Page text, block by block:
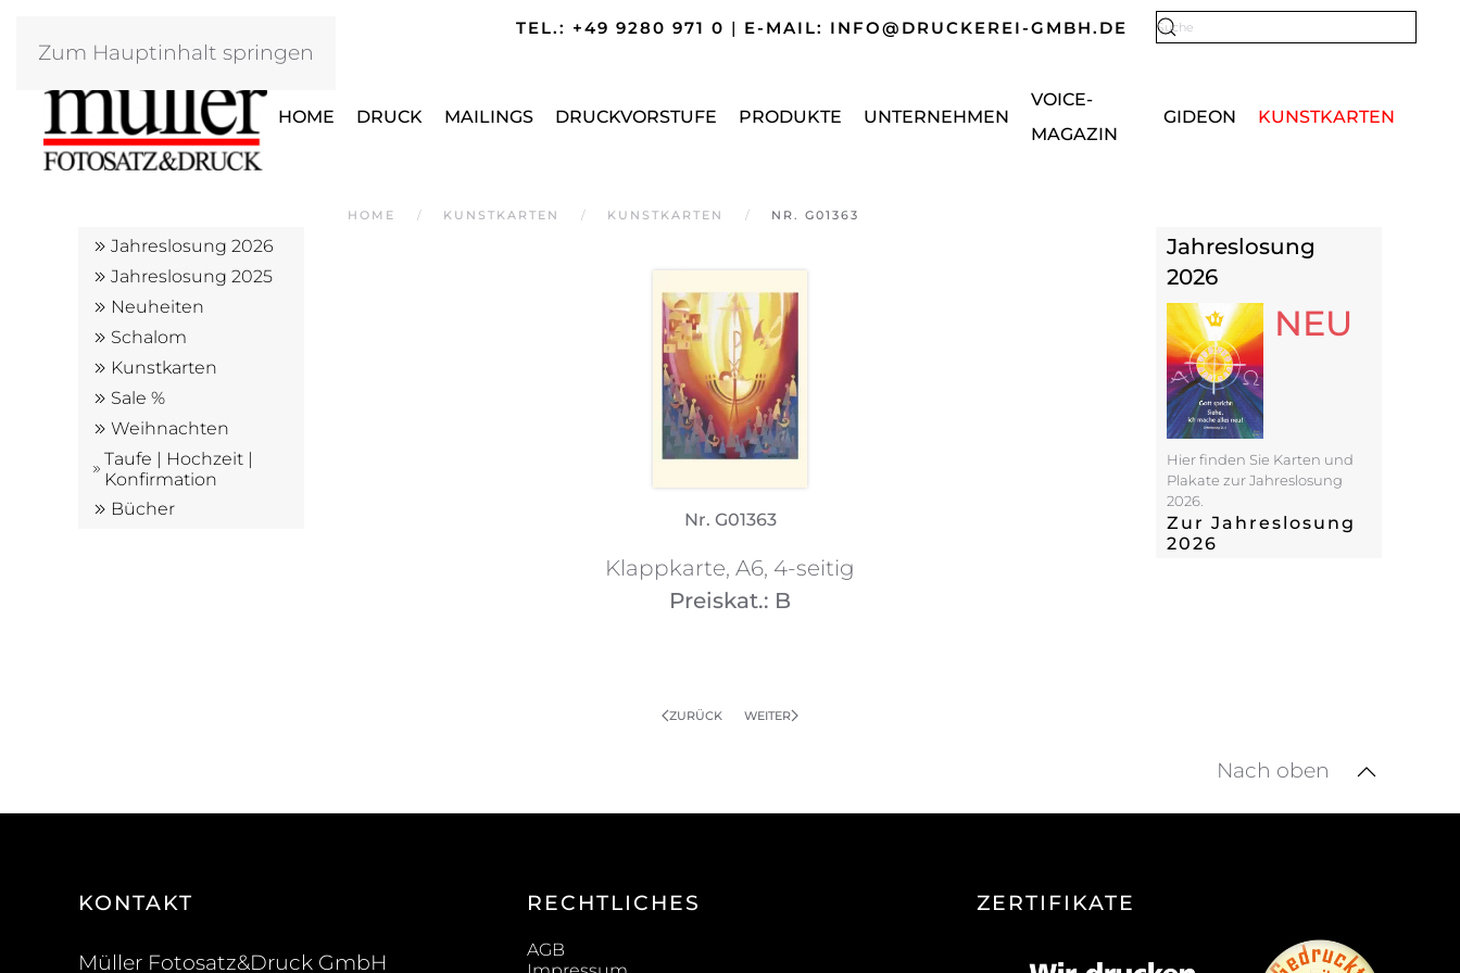
Zum Hauptinhalt springen
TEL.: +49 9280 971 0 | E-MAIL: INFO@DRUCKEREI-GMBH.DE
HOME DRUCK MAILINGS DRUCKVORSTUFE PRODUKTE UNTERNEHMEN
VOICE-
MAGAZIN
GIDEON KUNSTKARTEN
HOME KUNSTKARTEN KUNSTKARTEN NR. G01363
Jahreslosung 2026
Jahreslosung 2025
Neuheiten
Schalom
Kunstkarten
Sale %
Weihnachten
Taufe | Hochzeit |
Konfirmation
Bücher
Nr. G01363
Klappkarte, A6, 4-seitig
Preiskat.: B
ZURÜCK WEITER
Jahreslosung
2026
NEU
Hier finden Sie Karten und
Plakate zur Jahreslosung
2026.
Zur Jahreslosung
2026
Nach oben
KONTAKT
Müller Fotosatz&Druck GmbH
RECHTLICHES
AGB
ZERTIFIKATE